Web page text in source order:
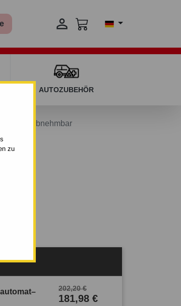
zu

AUTOZUBEHÖR
abnehmbar
202,20 €
181,98 €